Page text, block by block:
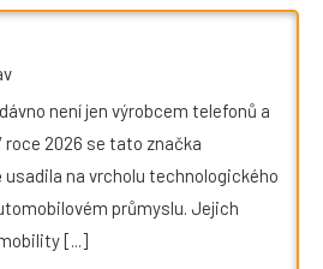
není jen výrobcem telefonů a
roce 2026 se tato značka
na vrcholu technologického
průmyslu. Jejich
[...]